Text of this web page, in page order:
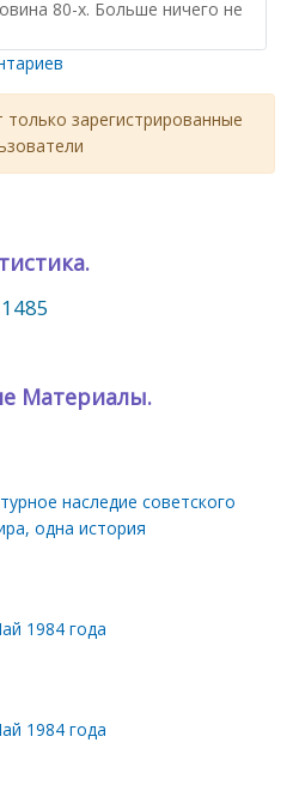
80-х. Больше ничего не
зарегистрированные
Материалы.
наследие советского
одна история
1984 года
1984 года